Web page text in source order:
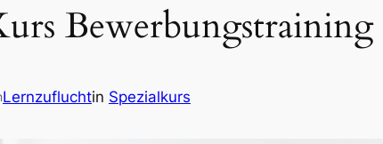
Bewerbungstraining
Lernzufluchtin Spezialkurs